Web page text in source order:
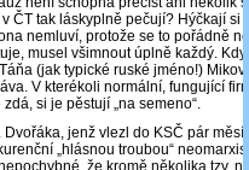
ČT tak láskyplně pečují? Hýčkají si
nemluví, protože se to pořádně
musel všimnout úplně každý.
(jak typické ruské jméno!)
V kterékoli normální, fungující
si je pěstují „na semeno“.
jenž vlezl do KSČ pár
„hlásnou troubou“